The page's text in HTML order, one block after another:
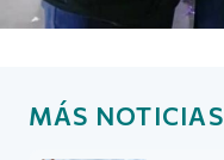
MÁS NOTICIAS